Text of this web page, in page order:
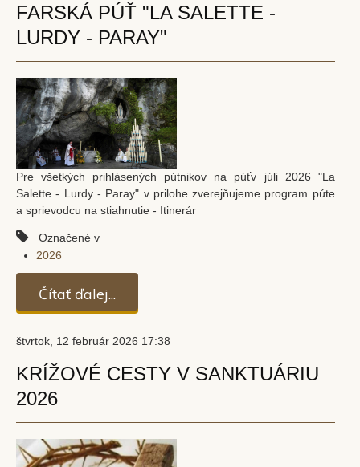
FARSKÁ PÚŤ "LA SALETTE -
LURDY - PARAY"
Pre všetkých prihlásených pútnikov na púťv júli 2026 "La
Salette - Lurdy - Paray" v prilohe zverejňujeme program púte
a sprievodcu na stiahnutie - Itinerár
Označené v
2026
Čítať ďalej...
štvrtok, 12 február 2026 17:38
KRÍŽOVÉ CESTY V SANKTUÁRIU
2026